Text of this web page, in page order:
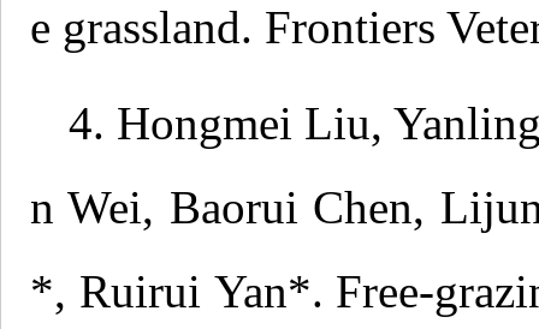
e grassland. Frontiers
4. Hongmei Liu,
n Wei, Baorui Chen,
*, Ruirui Yan*. Free-